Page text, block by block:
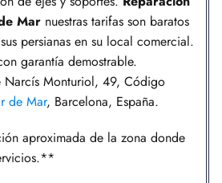
Mar nuestras tarifas son baratos
persianas en su local comercial.
garantía demostrable.
Narcís Monturiol, 49, Código
de Mar, Barcelona, España.
aproximada de la zona donde